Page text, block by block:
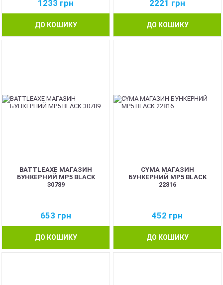
1233 грн
ДО КОШИКУ
2221 грн
ДО КОШИКУ
BATTLEAXE МАГАЗИН
БУНКЕРНИЙ MP5 BLACK
30789
653 грн
ДО КОШИКУ
CYMA МАГАЗИН
БУНКЕРНИЙ MP5 BLACK
22816
452 грн
ДО КОШИКУ